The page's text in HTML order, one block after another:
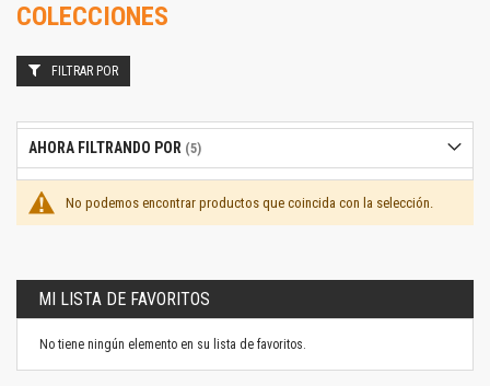
COLECCIONES
No podemos encontrar productos que coincida con la selección.
FILTRAR POR
AHORA FILTRANDO POR
MI LISTA DE FAVORITOS
No tiene ningún elemento en su lista de favoritos.